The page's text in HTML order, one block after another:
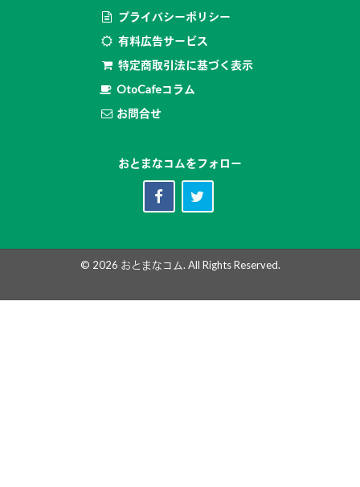
プライバシーポリシー
有料広告サービス
特定商取引法に基づく表示
OtoCafeコラム
お問合せ
おとまなコムをフォロー
© 2026 おとまなコム. All Rights Reserved.